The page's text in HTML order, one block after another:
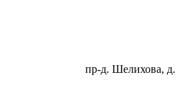
пр-д. Шелихова, д.